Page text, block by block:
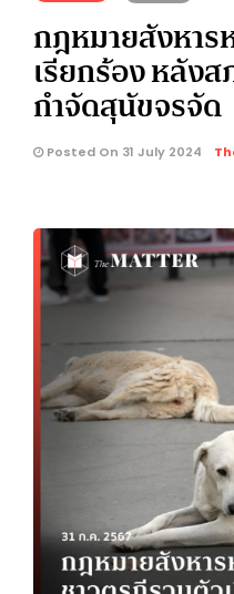
กฎหมายสังหาร
เรียกร้อง หลัง
กำจัดสุนัขจรจัด
Posted On 31 July 2024